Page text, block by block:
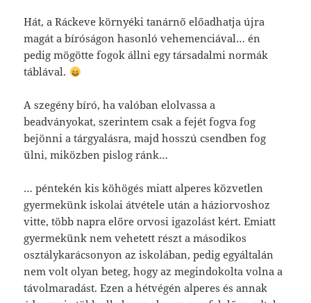
Hát, a Ráckeve környéki tanárnő előadhatja újra
magát a bíróságon hasonló vehemenciával… én
pedig mögötte fogok állni egy társadalmi normák
táblával.
A szegény bíró, ha valóban elolvassa a
beadványokat, szerintem csak a fejét fogva fog
bejönni a tárgyalásra, majd hosszú csendben fog
ülni, miközben pislog ránk…
… péntekén kis köhögés miatt alperes közvetlen
gyermekünk iskolai átvétele után a háziorvoshoz
vitte, több napra előre orvosi igazolást kért. Emiatt
gyermekünk nem vehetett részt a másodikos
osztálykarácsonyon az iskolában, pedig egyáltalán
nem volt olyan beteg, hogy az megindokolta volna a
távolmaradást. Ezen a hétvégén alperes és annak